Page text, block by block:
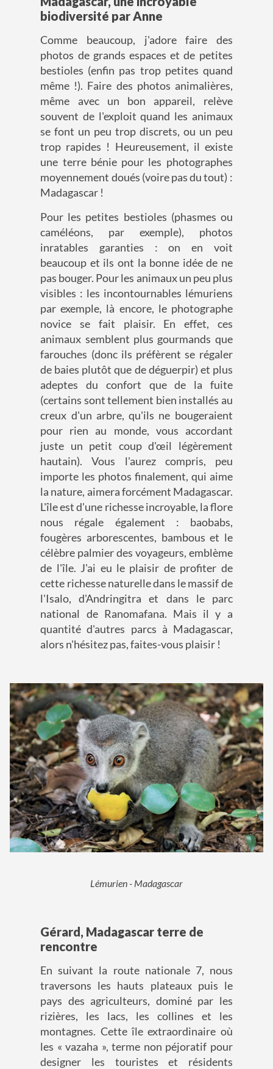
biodiversité par Anne
Comme beaucoup, j'adore faire des
photos de grands espaces et de petites
bestioles (enfin pas trop petites quand
même !). Faire des photos animalières,
même avec un bon appareil, relève
souvent de l'exploit quand les animaux
se font un peu trop discrets, ou un peu
trop rapides ! Heureusement, il existe
une terre bénie pour les photographes
moyennement doués (voire pas du tout) :
Madagascar !
Pour les petites bestioles (phasmes ou
caméléons, par exemple), photos
inratables garanties : on en voit
beaucoup et ils ont la bonne idée de ne
pas bouger. Pour les animaux un peu plus
visibles : les incontournables lémuriens
par exemple, là encore, le photographe
novice se fait plaisir. En effet, ces
animaux semblent plus gourmands que
farouches (donc ils préfèrent se régaler
de baies plutôt que de déguerpir) et plus
adeptes du confort que de la fuite
(certains sont tellement bien installés au
creux d'un arbre, qu'ils ne bougeraient
pour rien au monde, vous accordant
juste un petit coup d'œil légèrement
hautain). Vous l'aurez compris, peu
importe les photos finalement, qui aime
la nature, aimera forcément Madagascar.
L'île est d'une richesse incroyable, la flore
nous régale également : baobabs,
fougères arborescentes, bambous et le
célèbre palmier des voyageurs, emblème
de l'île. J'ai eu le plaisir de profiter de
cette richesse naturelle dans le massif de
l'Isalo, d'Andringitra et dans le parc
national de Ranomafana. Mais il y a
quantité d'autres parcs à Madagascar,
alors n'hésitez pas, faites-vous plaisir !
Lémurien - Madagascar
Gérard, Madagascar terre de
rencontre
En suivant la route nationale 7, nous
traversons les hauts plateaux puis le
pays des agriculteurs, dominé par les
rizières, les lacs, les collines et les
montagnes. Cette île extraordinaire où
les « vazaha », terme non péjoratif pour
designer les touristes et résidents